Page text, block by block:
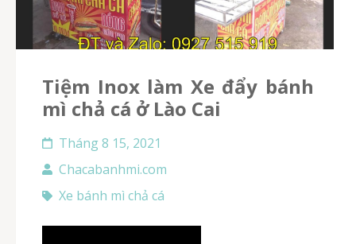
Tiệm Inox làm Xe đẩy bánh
mì chả cá ở Lào Cai
Tháng 8 15, 2021
Chacabanhmi.com
Xe bánh mì chả cá